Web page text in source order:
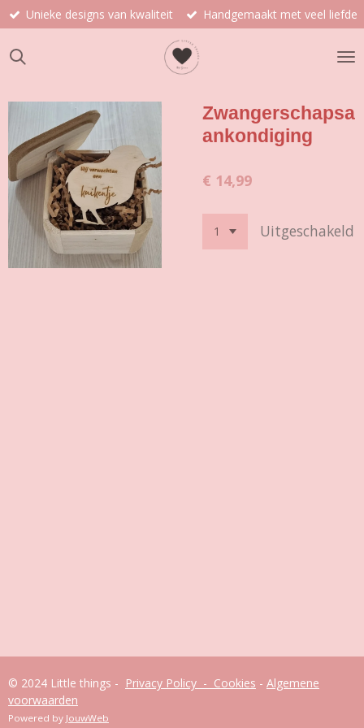
Ga
direct
naar
Unieke designs van kwaliteit Handgemaakt met veel liefde
Zwangerschapsa
ankondiging
€ 14,99
Uitgeschakeld
© 2024 Little things - Privacy Policy - Cookies - Algemene
voorwaarden
Powered by JouwWeb